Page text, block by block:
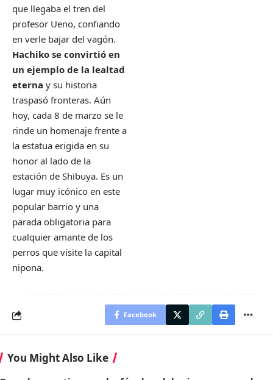
que llegaba el tren del
profesor Ueno, confiando
en verle bajar del vagón.
Hachiko se convirtió en
un ejemplo de la lealtad
eterna y su historia
traspasó fronteras. Aún
hoy, cada 8 de marzo se le
rinde un homenaje frente a
la estatua erigida en su
honor al lado de la
estación de Shibuya. Es un
lugar muy icónico en este
popular barrio y una
parada obligatoria para
cualquier amante de los
perros que visite la capital
nipona.
Facebook
You Might Also Like